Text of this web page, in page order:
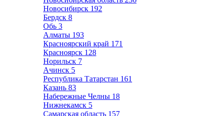
Новосибирск 192
Бердск 8
Обь 3
Алматы 193
Красноярский край 171
Красноярск 128
Норильск 7
Ачинск 5
Республика Татарстан 161
Казань 83
Набережные Челны 18
Нижнекамск 5
Самарская область 157